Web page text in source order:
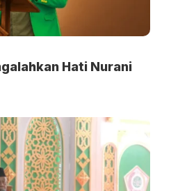
Hati Nurani